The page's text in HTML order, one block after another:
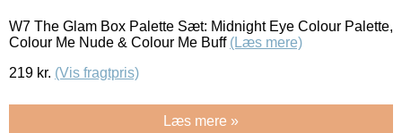
W7 The Glam Box Palette Sæt: Midnight Eye Colour Palette,
Colour Me Nude & Colour Me Buff (Læs mere)
219 kr. (Vis fragtpris)
Læs mere »